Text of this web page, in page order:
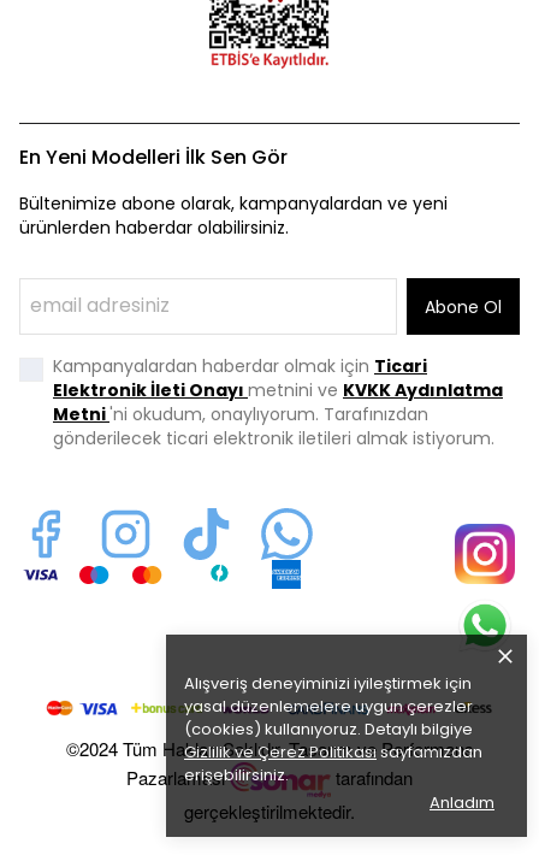
Alışveriş deneyiminizi iyileştirmek için
yasal düzenlemelere uygun çerezler
(cookies) kullanıyoruz. Detaylı bilgiye
Gizlilik ve Çerez Politikasısayfamızdan
erişebilirsiniz.
Anladım
En Yeni Modelleri İlk Sen Gör
Bültenimize abone olarak, kampanyalardan ve yeni
ürünlerden haberdar olabilirsiniz.
Abone Ol
Kampanyalardan haberdar olmak için Ticari
Elektronik İleti Onayı metnini ve KVKK Aydınlatma
Metni'ni okudum, onaylıyorum. Tarafınızdan
gönderilecek ticari elektronik iletileri almak istiyorum.
©2024 Tüm Hakları Saklıdır. Tasarım ve Performans
Pazarlaması
tarafından
gerçekleştirilmektedir.